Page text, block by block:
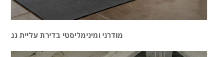
מודרני ומינימליסטי בדירת עליית גג